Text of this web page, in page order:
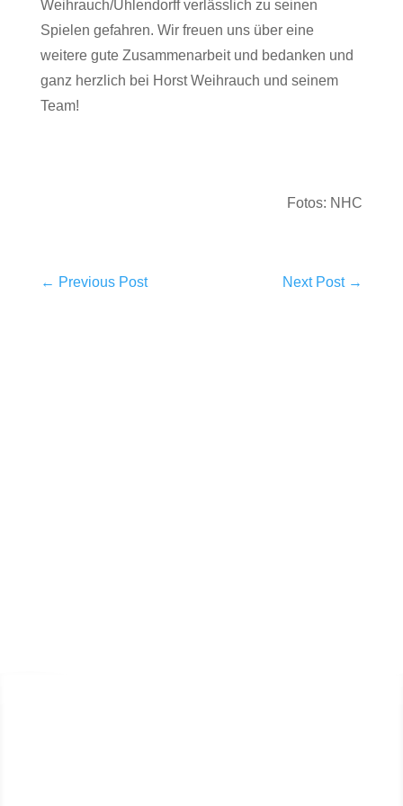
Weihrauch/Uhlendorff verlässlich zu seinen
Spielen gefahren. Wir freuen uns über eine
weitere gute Zusammenarbeit und bedanken und
ganz herzlich bei Horst Weihrauch und seinem
Team!
Fotos: NHC
← Previous Post Next Post→